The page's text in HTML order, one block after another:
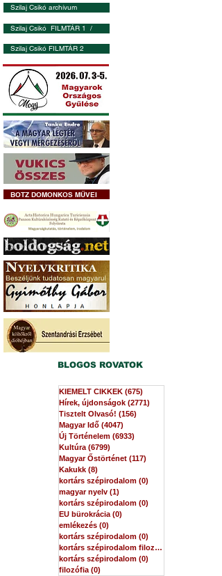
Szilaj Csikó archívum
Szilaj Csikó FILMTÁR 1 /
Szilaj Csikó FILMTÁR 2
BOTZ DOMONKOS MŰVEI
BLOGOS ROVATOK
KIEMELT CIKKEK (675)
Hírek, újdonságok (2771)
Tisztelt Olvasó! (156)
Magyar Idő (4047)
Új Történelem (6933)
Kultúra (6799)
Magyar Őstörténet (117)
Kakukk (8)
kortárs szépirodalom (0)
magyar nyelv (1)
kortárs szépirodalom (0)
EU bürokrácia (0)
emlékezés (0)
kortárs szépirodalom (0)
kortárs szépirodalom filozófia
kortárs szépirodalom (0)
filozófia (0)